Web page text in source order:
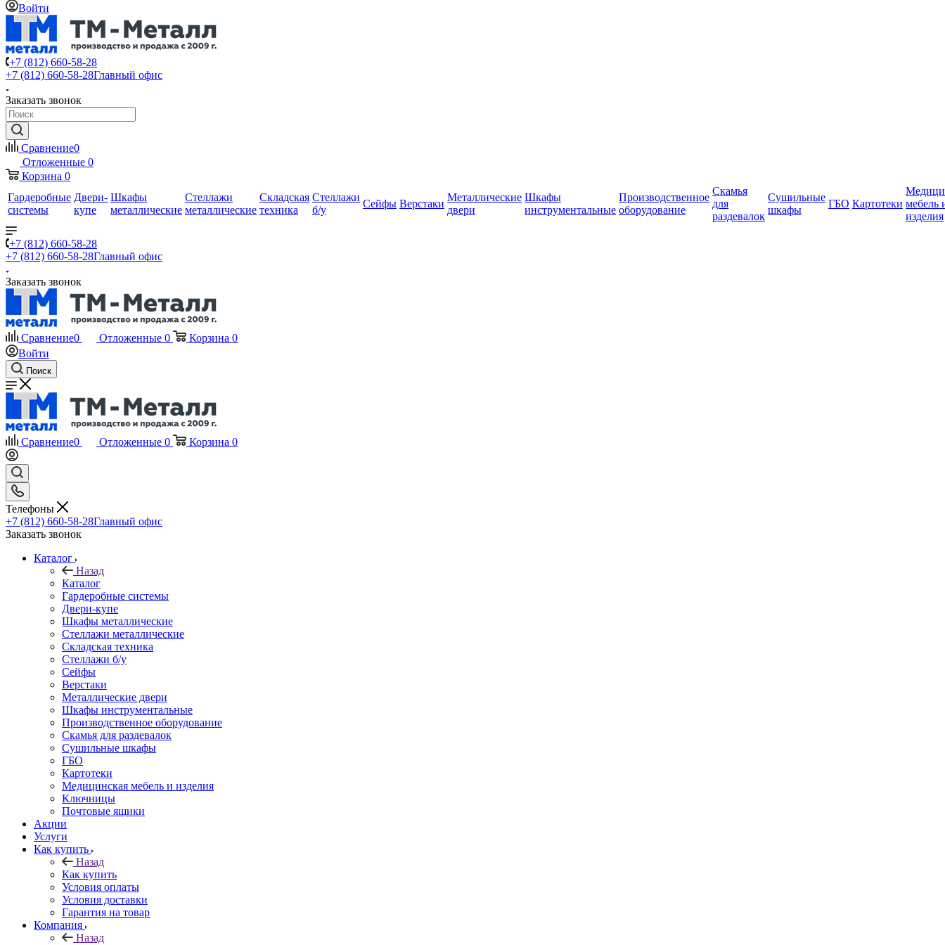
Войти
+7 (812) 660-58-28
+7 (812) 660-58-28Главный офис
Заказать звонок
Сравнение0
Отложенные 0
Корзина 0
Гардеробные
системы
Двери-
купе
Шкафы
металлические
Стеллажи
металлические
Складская
техника
Стеллажи
б/у
Сейфы Верстаки
Металлические
двери
Шкафы
инструментальные
Производственное
оборудование
Скамья
для
раздевалок
Сушильные
шкафы
ГБО Картотеки мебель
изделия
+7 (812) 660-58-28
+7 (812) 660-58-28Главный офис
Заказать звонок
Сравнение0 Отложенные 0 Корзина 0
Войти
Поиск
Сравнение0 Отложенные 0 Корзина 0
Телефоны
+7 (812) 660-58-28Главный офис
Заказать звонок
Каталог
Назад
Каталог
Гардеробные системы
Двери-купе
Шкафы металлические
Стеллажи металлические
Складская техника
Стеллажи б/у
Сейфы
Верстаки
Металлические двери
Шкафы инструментальные
Производственное оборудование
Скамья для раздевалок
Сушильные шкафы
ГБО
Картотеки
Медицинская мебель и изделия
Ключницы
Почтовые ящики
Акции
Услуги
Как купить
Назад
Как купить
Условия оплаты
Условия доставки
Гарантия на товар
Компания
Назад